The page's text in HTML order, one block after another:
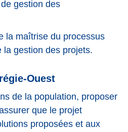
gestion des
la maîtrise du processus
la gestion des projets.
Ouest
de la population, proposer
que le projet
proposées et aux